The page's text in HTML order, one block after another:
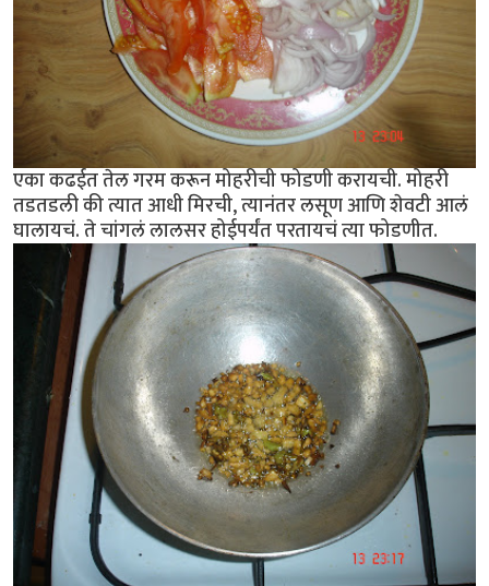
एका कढईत तेल गरम करून मोहरीची फोडणी करायची. मोहरी
तडतडली की त्यात आधी मिरची, त्यानंतर लसूण आणि शेवटी आलं
घालायचं. ते चांगलं लालसर होईपर्यंत परतायचं त्या फोडणीत.